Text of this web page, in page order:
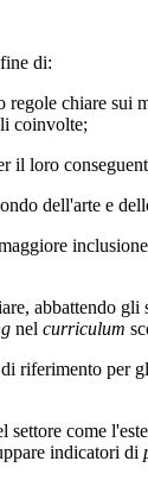
di:
regole chiare sui
coinvolte;
il loro
dell'arte e
abbattendo
nel curriculum
riferimento per
settore come
indicatori di